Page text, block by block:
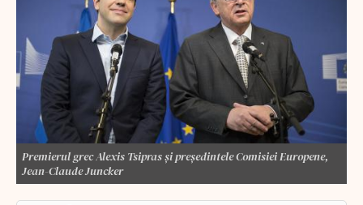
Premierul grec Alexis Tsipras și președintele Comisiei Europene,
Jean-Claude Juncker